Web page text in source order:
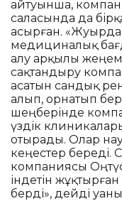
айтуынша,
саласында да
асырған.
медициналық
алу арқылы
сақтандыру
асатын сандық
алып, орнатып
шеңберінде
үздік
отырады. Олар
кеңестер береді.
компаниясы
індетін
берді», дейді